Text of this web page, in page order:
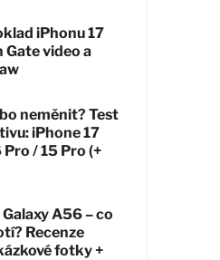
iPhonu 17
Gate video a
neměnit? Test
iPhone 17
Pro / 15 Pro (+
A56 – co
Recenze
fotky +